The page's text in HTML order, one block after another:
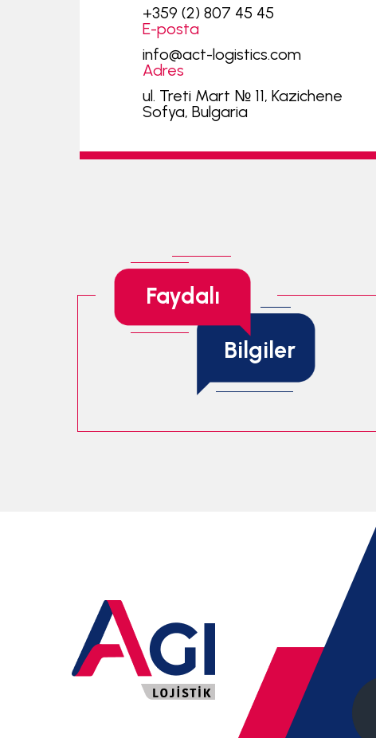
+359 (2) 807 45 45
E-posta
info@act-logistics.com
Adres
ul. Treti Mart № 11, Kazichene
Sofya, Bulgaria
Faydalı
Bilgiler